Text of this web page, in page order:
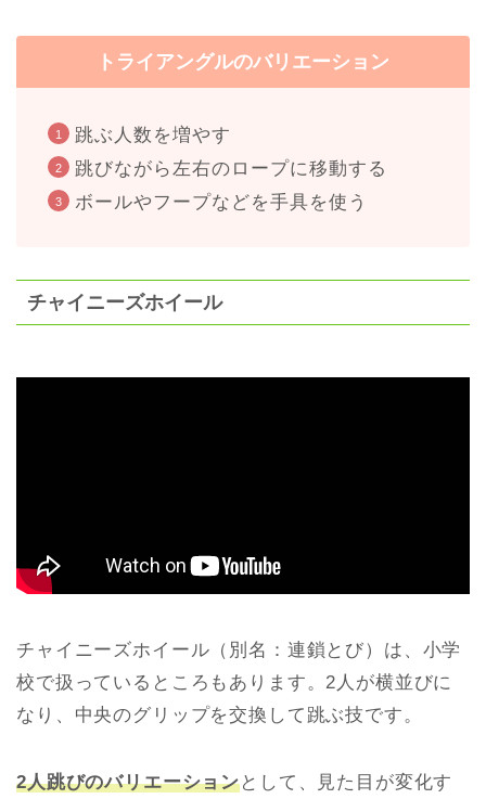
トライアングルのバリエーション
跳ぶ人数を増やす
跳びながら左右のロープに移動する
ボールやフープなどを手具を使う
チャイニーズホイール
チャイニーズホイール（別名：連鎖とび）は、小学
校で扱っているところもあります。2人が横並びに
なり、中央のグリップを交換して跳ぶ技です。
2人跳びのバリエーションとして、見た目が変化す